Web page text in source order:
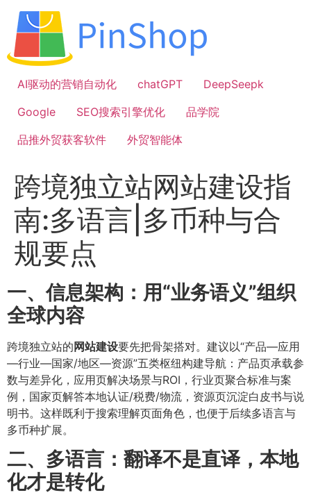
容
AI驱动的营销自动化
chatGPT
DeepSeepk
Google
SEO搜索引擎优化
品学院
品推外贸获客软件
外贸智能体
跨境独立站网站建设指
南:多语言|多币种与合
规要点
一、信息架构：用“业务语义”组织
全球内容
跨境独立站的 网站建设要先把骨架搭对。建议以“产品—应用
—行业—国家/地区—资源”五类枢纽构建导航：产品页承载参
数与差异化，应用页解决场景与ROI，行业页聚合标准与案
例，国家页解答本地认证/税费/物流，资源页沉淀白皮书与说
明书。这样既利于搜索理解页面角色，也便于后续多语言与
多币种扩展。
二、多语言：翻译不是直译，本地
化才是转化